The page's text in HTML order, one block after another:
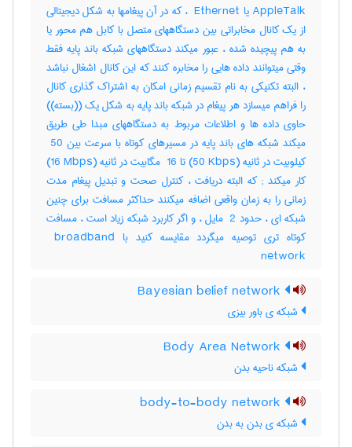
AppleTalk یا ‎ Ethernet ، که در آن پیغامها به شکل دیجیتالی
از یک کانال مخابراتی بین دستگاههای متصل با کابل هم محور یا
به هم پیچیده شده ، عبور میکند دستگاههای شبکه باند پایه فقط
وقتی میتوانند داده هایی را مخابره کنند که این کانال اشغال نباشد
، البته تکنیکی به نام تقسیم زمانی امکان به اشتراک گذاری کانال
را فراهم میسازد هر پیغام در شبکه باند پایه به شکل یک ((بسته))
حاوی داده ها و اطلاعات مربوط به دستگاههای مبدا طی طریق
میکند شبکه های باند پایه در مسیرهای کوتاه با سرعت بین ‎ 50
کیلوبیت در ثانیه (‎50 Kbps) تا ‎ 16 مگابیت در ثانیه (‎16 Mbps)
کار میکند‎ ; که البته دریافت ، کنترل صحت و تبدیل پیغام مدت
زمانی را به زمان واقعی اضافه میکنند حداکثر مسافت برای چنین
شبکه ای ، حدود ‎ 2 مایل ، و اگر کاربرد شبکه زیاد است ، مسافت
کوتاه تری توصیه میگردد مقایسه کنید با ‎ broadband
network
شبکه ی باور بیزی
شبکه ناحیه بدن
شبکه ی بدن به بدن